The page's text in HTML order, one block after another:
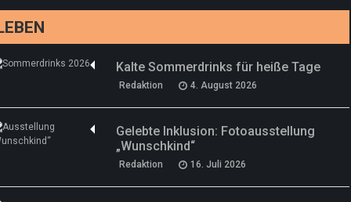
Kalte Sommerdrinks für heiße Tage
Redaktion 4. August 2026
Gelebte Inklusion: Fotoausstellung
„Wunschkind“
Redaktion 16. Juli 2026